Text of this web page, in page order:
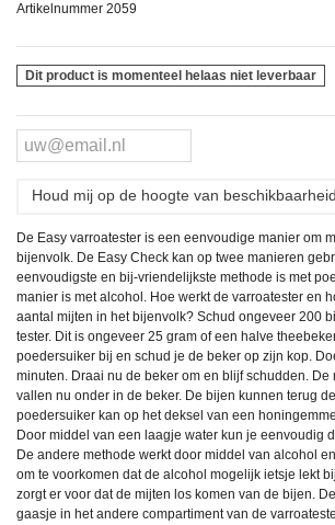
Artikelnummer 2059
Dit product is momenteel helaas niet leverbaar
Houd mij op de hoogte van beschikbaarheid
De Easy varroatester is een eenvoudige manier om
bijenvolk. De Easy Check kan op twee manieren
eenvoudigste en bij-vriendelijkste methode is met
manier is met alcohol. Hoe werkt de varroatester en
aantal mijten in het bijenvolk? Schud ongeveer 200
tester. Dit is ongeveer 25 gram of een halve
poedersuiker bij en schud je de beker op zijn kop.
minuten. Draai nu de beker om en blijf schudden.
vallen nu onder in de beker. De bijen kunnen terug
poedersuiker kan op het deksel van een
Door middel van een laagje water kun je eenvoudig
De andere methode werkt door middel van alcohol
om te voorkomen dat de alcohol mogelijk ietsje lekt
zorgt er voor dat de mijten los komen van de bijen.
gaasje in het andere compartiment van de